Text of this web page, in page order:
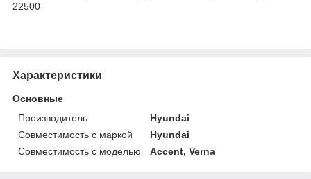
22500
Характеристики
Основные
Производитель
Hyundai
Совместимость с маркой
Hyundai
Совместимость с моделью
Accent, Verna